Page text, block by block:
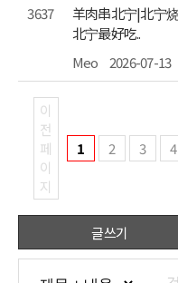
3637
北宁最好吃..
Meo
2026-07-13
지
1 2 3 4
글쓰기